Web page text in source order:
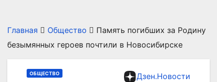
Главная Общество
Память погибших за Родину
безымянных героев почтили в Новосибирске
Дзен.Новости
ОБЩЕСТВО